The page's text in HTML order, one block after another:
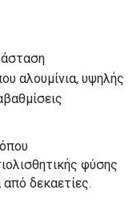
αλουμίνια, υψηλής
φύσης
δεκαετίες.